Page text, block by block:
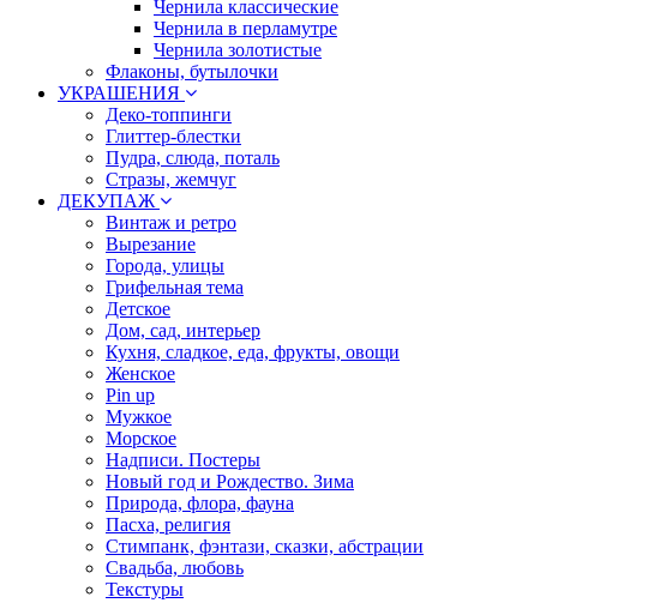
Чернила классические
Чернила в перламутре
Чернила золотистые
Флаконы, бутылочки
УКРАШЕНИЯ
Деко-топпинги
Глиттер-блестки
Пудра, слюда, поталь
Стразы, жемчуг
ДЕКУПАЖ
Винтаж и ретро
Вырезание
Города, улицы
Грифельная тема
Детское
Дом, сад, интерьер
Кухня, сладкое, еда, фрукты, овощи
Женское
Pin up
Мужкое
Морское
Надписи. Постеры
Новый год и Рождество. Зима
Природа, флора, фауна
Пасха, религия
Стимпанк, фэнтази, сказки, абстрации
Свадьба, любовь
Текстуры